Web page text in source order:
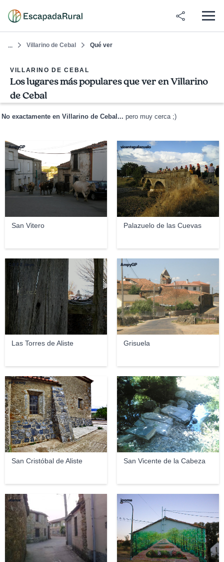
... Villarino de Cebal Qué ver
VILLARINO DE CEBAL
Los lugares más populares que ver en Villarino
de Cebal
No exactamente en Villarino de Cebal... pero muy cerca ;)
San Vitero
AmpyGP
Palazuelo de las Cuevas
vicentepalazuelo
Las Torres de Aliste
C R E Z .tinyn
Grisuela
AmpyGP
San Cristóbal de Aliste
es_titxug
San Vicente de la Cabeza
raul8
atemar jpome